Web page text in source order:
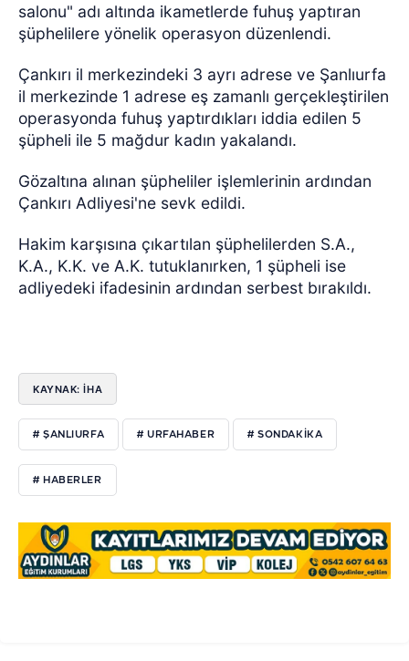
salonu" adı altında ikametlerde fuhuş yaptıran
şüphelilere yönelik operasyon düzenlendi.
Çankırı il merkezindeki 3 ayrı adrese ve Şanlıurfa
il merkezinde 1 adrese eş zamanlı gerçekleştirilen
operasyonda fuhuş yaptırdıkları iddia edilen 5
şüpheli ile 5 mağdur kadın yakalandı.
Gözaltına alınan şüpheliler işlemlerinin ardından
Çankırı Adliyesi'ne sevk edildi.
Hakim karşısına çıkartılan şüphelilerden S.A.,
K.A., K.K. ve A.K. tutuklanırken, 1 şüpheli ise
adliyedeki ifadesinin ardından serbest bırakıldı.
KAYNAK: İHA
# ŞANLIURFA # URFAHABER # SONDAKIKA
# HABERLER